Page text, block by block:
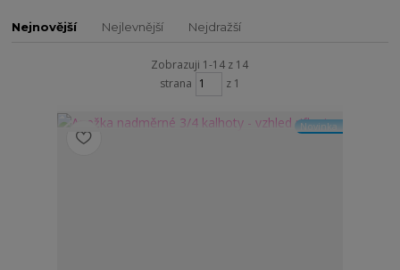
Nejnovější Nejlevnější Nejdražší
Zobrazuji 1-14 z 14
strana
z 1
Novinka